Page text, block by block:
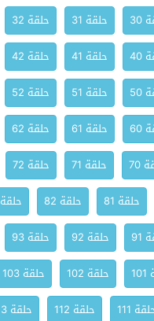
30 حلقة 31
حلقة 32
40 حلقة 41
حلقة 42
حلقة 51
حلقة 52
60 حلقة 61
حلقة 62
حلقة 71
حلقة 72
حلقة 81 حلقة 82
حلقة 83
حلقة 92
حلقة 93
حلقة 102
حلقة 103
111 حلقة 112
حلقة 113